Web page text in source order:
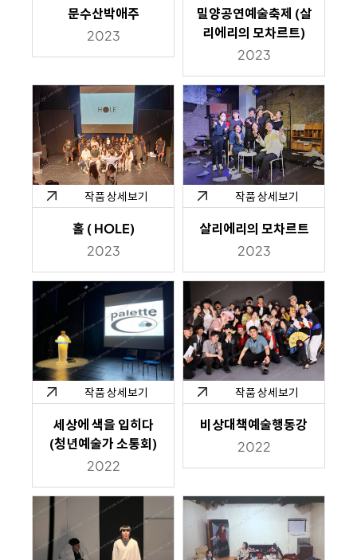
문수산박애주
2023
밀양공연예술축제 (살
리에리의 모차르트)
2023
작품 상세보기
홀 ( HOLE)
2023
작품 상세보기
살리에리의 모차르트
2023
작품 상세보기
세상에 색을 입히다
(청년예술가 소통회)
2022
작품 상세보기
비상대책예술행동강
2022